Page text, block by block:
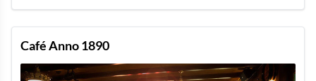
Café Anno 1890